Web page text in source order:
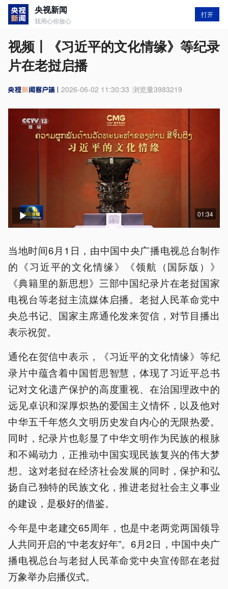
央视新闻
我用心你放心
打开
视频丨《习近平的文化情缘》等纪录
片在老挝启播
2026-06-02 11:30:33 浏览量3983219
01:34
当地时间6月1日，由中国中央广播电视总台制作
的《习近平的文化情缘》《领航（国际版）》
《典籍里的新思想》三部中国纪录片在老挝国家
电视台等老挝主流媒体启播。老挝人民革命党中
央总书记、国家主席通伦发来贺信，对节目播出
表示祝贺。
通伦在贺信中表示，《习近平的文化情缘》等纪
录片中蕴含着中国哲思智慧，体现了习近平总书
记对文化遗产保护的高度重视、在治国理政中的
远见卓识和深厚炽热的爱国主义情怀，以及他对
中华五千年悠久文明历史发自内心的无限热爱。
同时，纪录片也彰显了中华文明作为民族的根脉
和不竭动力，正推动中国实现民族复兴的伟大梦
想。这对老挝在经济社会发展的同时，保护和弘
扬自己独特的民族文化，推进老挝社会主义事业
的建设，是极好的借鉴。
今年是中老建交65周年，也是中老两党两国领导
人共同开启的“中老友好年”。6月2日，中国中央广
播电视总台与老挝人民革命党中央宣传部在老挝
万象举办启播仪式。